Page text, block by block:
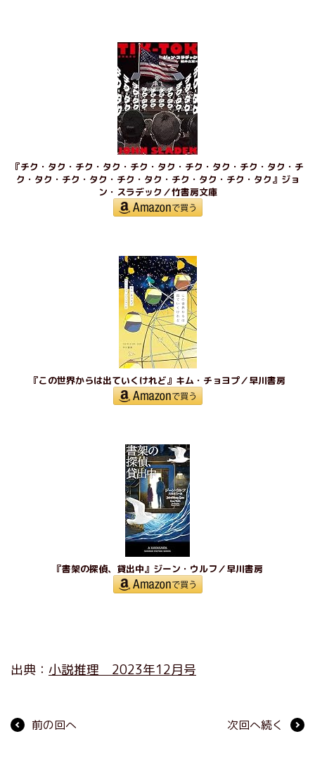
『チク・タク・チク・タク・チク・タク・チク・タク・チク・タク・チ
ク・タク・チク・タク・チク・タク・チク・タク・チク・タク』ジョ
ン・スラデック／竹書房文庫
『この世界からは出ていくけれど』キム・チョヨプ／早川書房
『書架の探偵、貸出中』ジーン・ウルフ／早川書房
出典： 小説推理 2023年12月号
前の回へ 次回へ続く